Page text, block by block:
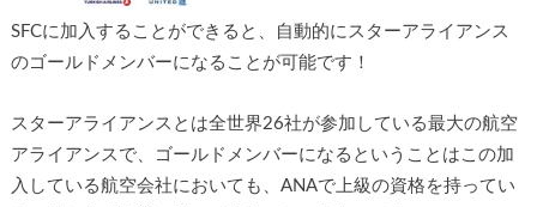
SFCに加入することができると、自動的にスターアライアンス
のゴールドメンバーになることが可能です！
スターアライアンスとは全世界26社が参加している最大の航空
アライアンスで、ゴールドメンバーになるということはこの加
入している航空会社においても、ANAで上級の資格を持ってい